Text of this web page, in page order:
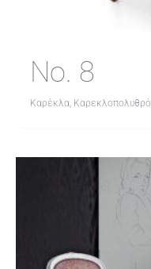
No. 8
Καρέκλα,